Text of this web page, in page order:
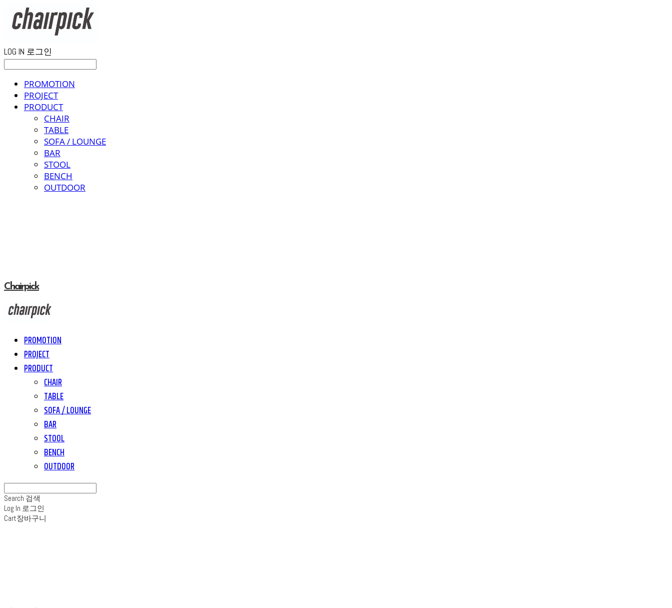
LOG IN 로그인
PROMOTION
PROJECT
PRODUCT
CHAIR
TABLE
SOFA / LOUNGE
BAR
STOOL
BENCH
OUTDOOR
Chairpick
PROMOTION
PROJECT
PRODUCT
CHAIR
TABLE
SOFA / LOUNGE
BAR
STOOL
BENCH
OUTDOOR
Search 검색
Log In 로그인
Cart장바구니